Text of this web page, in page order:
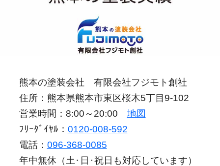
熊本の塗装会社 有限会社フジモト創社
住所：熊本県熊本市東区桜木5丁目9-102
営業時間：8:00～20:00 地図
ﾌﾘｰﾀﾞｲﾔﾙ： 0120-008-592
電話： 096-368-0085
年中無休（土･日･祝日も対応しています）